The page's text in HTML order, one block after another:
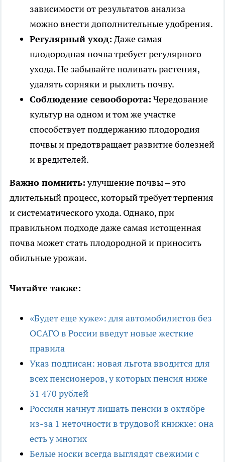
зависимости от результатов анализа
можно внести дополнительные удобрения.
Регулярный уход: Даже самая
плодородная почва требует регулярного
ухода. Не забывайте поливать растения,
удалять сорняки и рыхлить почву.
Соблюдение севооборота: Чередование
культур на одном и том же участке
способствует поддержанию плодородия
почвы и предотвращает развитие болезней
и вредителей.
Важно помнить:улучшение почвы – это
длительный процесс, который требует терпения
и систематического ухода. Однако, при
правильном подходе даже самая истощенная
почва может стать плодородной и приносить
обильные урожаи.
Читайте также:
«Будет еще хуже»: для автомобилистов без
ОСАГО в России введут новые жесткие
правила
Указ подписан: новая льгота вводится для
всех пенсионеров, у которых пенсия ниже
31 470 рублей
Россиян начнут лишать пенсии в октябре
из-за 1 неточности в трудовой книжке: она
есть у многих
Белые носки всегда выглядят свежими с